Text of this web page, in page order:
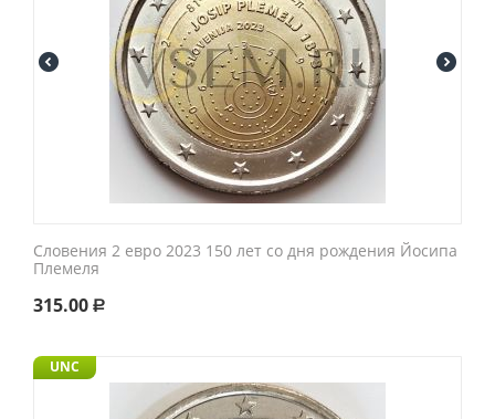
Словения 2 евро 2023 150 лет со дня рождения Йосипа
Племеля
315.00 Р
UNC